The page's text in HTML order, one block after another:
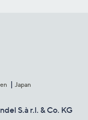
Japan
S.à r.l. & Co. KG